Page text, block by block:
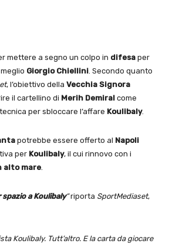
mettere a segno un colpo in difesa per
Giorgio Chiellini. Secondo quanto
, l’obiettivo della Vecchia Signora
il cartellino di Merih Demiral come
per sbloccare l’affare Koulibaly.
potrebbe essere offerto al Napoli
per Koulibaly, il cui rinnovo con i
alto mare.
spazio a Koulibaly“riporta SportMediaset,
Koulibaly. Tutt’altro. E la carta da giocare